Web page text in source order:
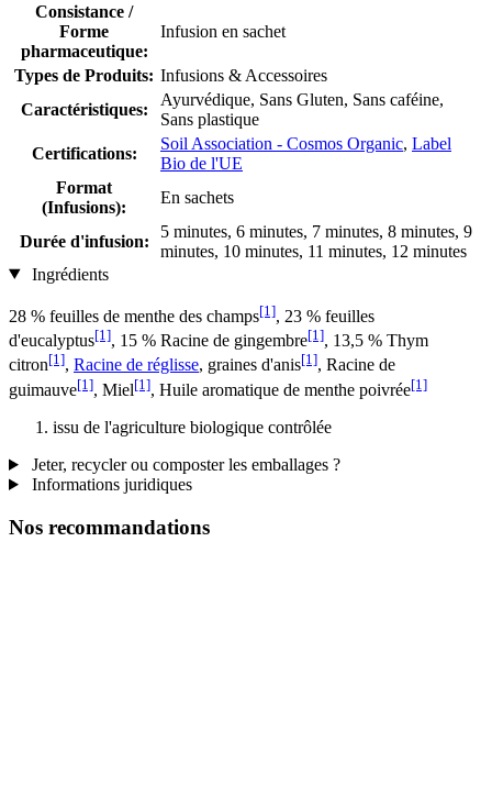
Consistance /
Forme
pharmaceutique:
Infusion en sachet
Types de Produits: Infusions & Accessoires
Caractéristiques:
Ayurvédique, Sans Gluten, Sans caféine,
Sans plastique
Certifications:
Soil Association - Cosmos Organic, Label
Bio de l'UE
Format
(Infusions):
En sachets
Durée d'infusion:
5 minutes, 6 minutes, 7 minutes, 8 minutes, 9
minutes, 10 minutes, 11 minutes, 12 minutes
Ingrédients
28 % feuilles de menthe des champs[1], 23 % feuilles
d'eucalyptus[1], 15 % Racine de gingembre[1], 13,5 % Thym
citron[1], Racine de réglisse, graines d'anis[1], Racine de
guimauve[1], Miel[1], Huile aromatique de menthe poivrée[1]
issu de l'agriculture biologique contrôlée
Jeter, recycler ou composter les emballages ?
Informations juridiques
Nos recommandations